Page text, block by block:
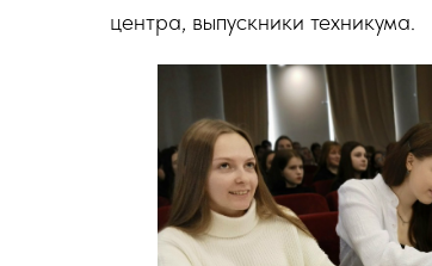
центра, выпускники техникума.